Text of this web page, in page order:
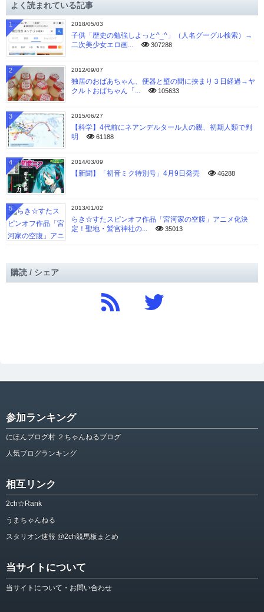
ブよく読まれている記事
2018/05/03
子供「歴史の勉強しよっと^_^」（人名グーグル検索）→
二次美少女エロ画...
307288
1
2012/09/07
独居のおばあちゃん、便器と壁の間に挟まり３日経過→ヤ
クルトおばちゃん「...
105633
2
2015/06/27
【科学】4代前にネアンデルタール人の親、初期人類で判
明
61188
3
2014/03/09
【新聞】「初音ミク特別号」4月9日発売 46288
4
2013/01/02
らき☆すたスピンオフ作品「宮河家の空腹」アニメ化決
定！聖地・鷲宮神社の...
35013
5
購読 / シェア
参加ランキング
にほんブログ村 ２ちゃんねるブログ
人気ブログランキング
相互リンク
2ch☆Rank
うまちゃんねる
スタリオン速報 @2ch競馬板まとめ
当サイトについて
当サイトについて・お問い合わせ